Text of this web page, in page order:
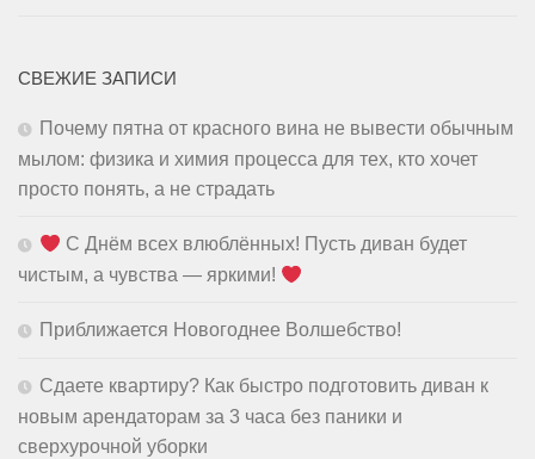
СВЕЖИЕ ЗАПИСИ
Почему пятна от красного вина не вывести обычным
мылом: физика и химия процесса для тех, кто хочет
просто понять, а не страдать
С Днём всех влюблённых! Пусть диван будет
чистым, а чувства — яркими!
Приближается Новогоднее Волшебство!
Сдаете квартиру? Как быстро подготовить диван к
новым арендаторам за 3 часа без паники и
сверхурочной уборки